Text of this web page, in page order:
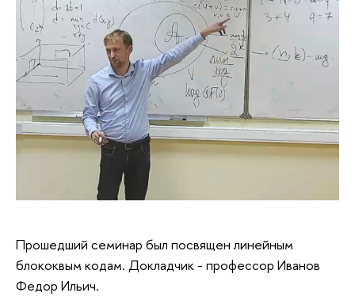
Прошедший семинар был посвящен линейным
блококвым кодам. Докладчик - профессор Иванов
Федор Ильич.